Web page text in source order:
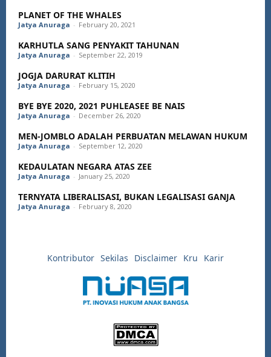
PLANET OF THE WHALES
Jatya Anuraga - February 20, 2021
KARHUTLA SANG PENYAKIT TAHUNAN
Jatya Anuraga - September 22, 2019
JOGJA DARURAT KLITIH
Jatya Anuraga - February 15, 2020
BYE BYE 2020, 2021 PUHLEASEE BE NAIS
Jatya Anuraga - December 26, 2020
MEN-JOMBLO ADALAH PERBUATAN MELAWAN HUKUM
Jatya Anuraga - September 12, 2020
KEDAULATAN NEGARA ATAS ZEE
Jatya Anuraga - January 25, 2020
TERNYATA LIBERALISASI, BUKAN LEGALISASI GANJA
Jatya Anuraga - February 8, 2020
Kontributor Sekilas Disclaimer Kru Karir